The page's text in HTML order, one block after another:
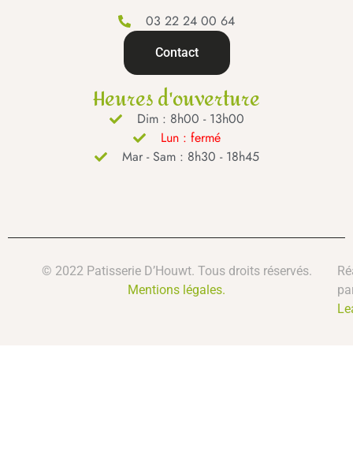
03 22 24 00 64
Contact
Heures d'ouverture
Dim : 8h00 - 13h00
Lun : fermé
Mar - Sam : 8h30 - 18h45
© 2022 Patisserie D’Houwt. Tous droits réservés.
Mentions légales.